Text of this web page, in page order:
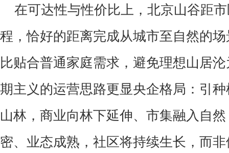
在可达性与性价比上，北京山谷距
程，恰好的距离完成从城市至自然的
比贴合普通家庭需求，避免理想山居沦
期主义的运营思路更显央企格局：引
山林，商业向林下延伸、市集融入自
密、业态成熟，社区将持续生长，而